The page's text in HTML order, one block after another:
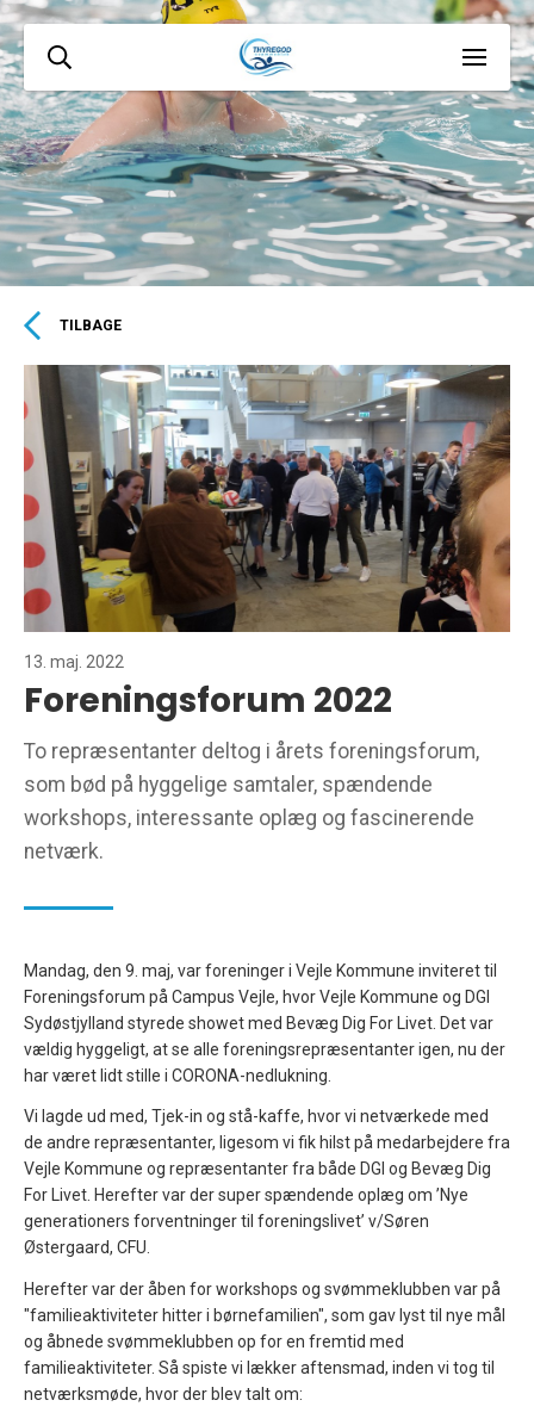
TILBAGE
13. maj. 2022
Foreningsforum 2022
To repræsentanter deltog i årets foreningsforum,
som bød på hyggelige samtaler, spændende
workshops, interessante oplæg og fascinerende
netværk.
Mandag, den 9. maj, var foreninger i Vejle Kommune inviteret til
Foreningsforum på Campus Vejle, hvor Vejle Kommune og DGI
Sydøstjylland styrede showet med Bevæg Dig For Livet. Det var
vældig hyggeligt, at se alle foreningsrepræsentanter igen, nu der
har været lidt stille i CORONA-nedlukning.
Vi lagde ud med, Tjek-in og stå-kaffe, hvor vi netværkede med
de andre repræsentanter, ligesom vi fik hilst på medarbejdere fra
Vejle Kommune og repræsentanter fra både DGI og Bevæg Dig
For Livet. Herefter var der super spændende oplæg om ’Nye
generationers forventninger til foreningslivet’ v/Søren
Østergaard, CFU.
Herefter var der åben for workshops og svømmeklubben var på
"familieaktiviteter hitter i børnefamilien", som gav lyst til nye mål
og åbnede svømmeklubben op for en fremtid med
familieaktiviteter. Så spiste vi lækker aftensmad, inden vi tog til
netværksmøde, hvor der blev talt om: